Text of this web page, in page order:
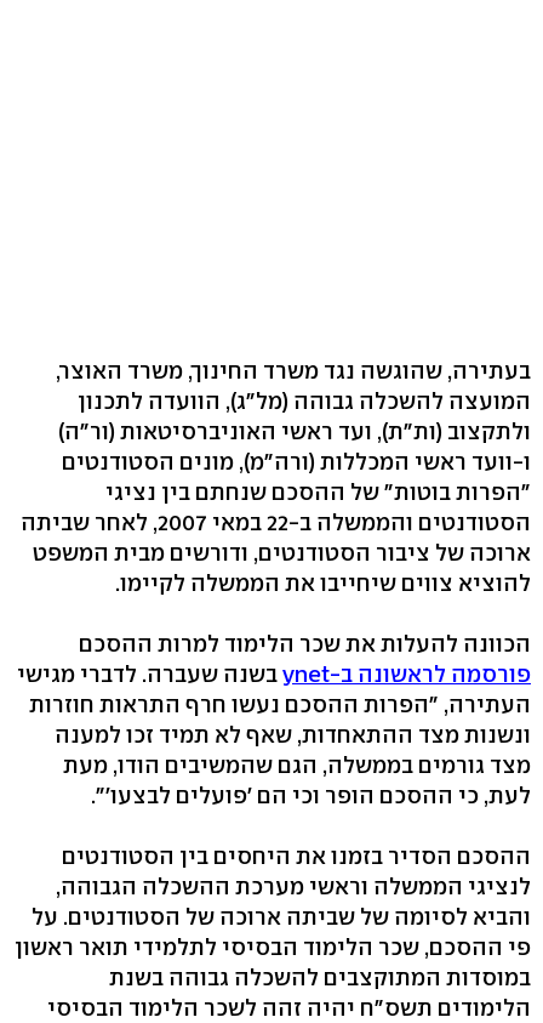
בעתירה, שהוגשה נגד משרד החינוך, משרד האוצר,
המועצה להשכלה גבוהה (מל"ג), הוועדה לתכנון
ולתקצוב (ות"ת), ועד ראשי האוניברסיטאות (ור"ה)
ו-וועד ראשי המכללות (ורה"מ), מונים הסטודנטים
"הפרות בוטות" של ההסכם שנחתם בין נציגי
הסטודנטים והממשלה ב-22 במאי 2007, לאחר שביתה
ארוכה של ציבור הסטודנטים, ודורשים מבית המשפט
להוציא צווים שיחייבו את הממשלה לקיימו.
הכוונה להעלות את שכר הלימוד למרות ההסכם
פורסמה לראשונה ב-ynet
בשנה שעברה. לדברי מגישי
העתירה, "הפרות ההסכם נעשו חרף התראות חוזרות
ונשנות מצד ההתאחדות, שאף לא תמיד זכו למענה
מצד גורמים בממשלה, הגם שהמשיבים הודו, מעת
לעת, כי ההסכם הופר וכי הם 'פועלים לבצעו'".
ההסכם הסדיר בזמנו את היחסים בין הסטודנטים
לנציגי הממשלה וראשי מערכת ההשכלה הגבוהה,
והביא לסיומה של שביתה ארוכה של הסטודנטים. על
פי ההסכם, שכר הלימוד הבסיסי לתלמידי תואר ראשון
במוסדות המתוקצבים להשכלה גבוהה בשנת
הלימודים תשס"ח יהיה זהה לשכר הלימוד הבסיסי